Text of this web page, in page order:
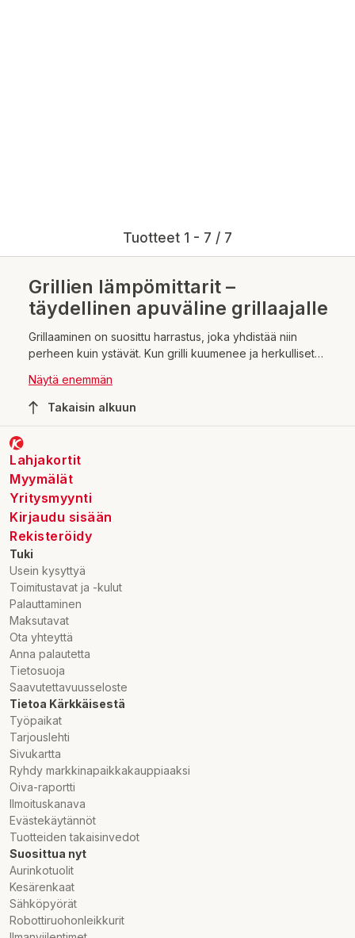
Tuotteet 1 - 7 / 7
Grillien lämpömittarit –
täydellinen apuväline grillaajalle
Grillaaminen on suosittu harrastus, joka yhdistää niin
perheen kuin ystävät. Kun grilli kuumenee ja herkulliset
nauttia hyvästä seurasta ja maukkaasta ruoasta. Grillauksen
tärkein osa-alue on kuitenkin ruoan oikeaoppinen
Näytä enemmän
Takaisin alkuun
Lahjakortit
Myymälät
Yritysmyynti
Kirjaudu sisään
Rekisteröidy
Tuki
Usein kysyttyä
Toimitustavat ja -kulut
Palauttaminen
Maksutavat
Ota yhteyttä
Anna palautetta
Tietosuoja
Saavutettavuusseloste
Tietoa Kärkkäisestä
Työpaikat
Tarjouslehti
Sivukartta
Ryhdy markkinapaikkakauppiaaksi
Oiva-raportti
Ilmoituskanava
Evästekäytännöt
Tuotteiden takaisinvedot
Suosittua nyt
Aurinkotuolit
Kesärenkaat
Sähköpyörät
Robottiruohonleikkurit